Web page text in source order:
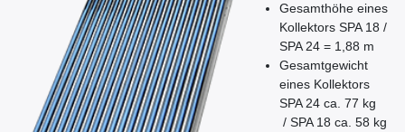
Gesamthöhe eines
Kollektors SPA 18 /
SPA 24 = 1,88 m
Gesamtgewicht
eines Kollektors
SPA 24 ca. 77 kg
/ SPA 18 ca. 58 kg